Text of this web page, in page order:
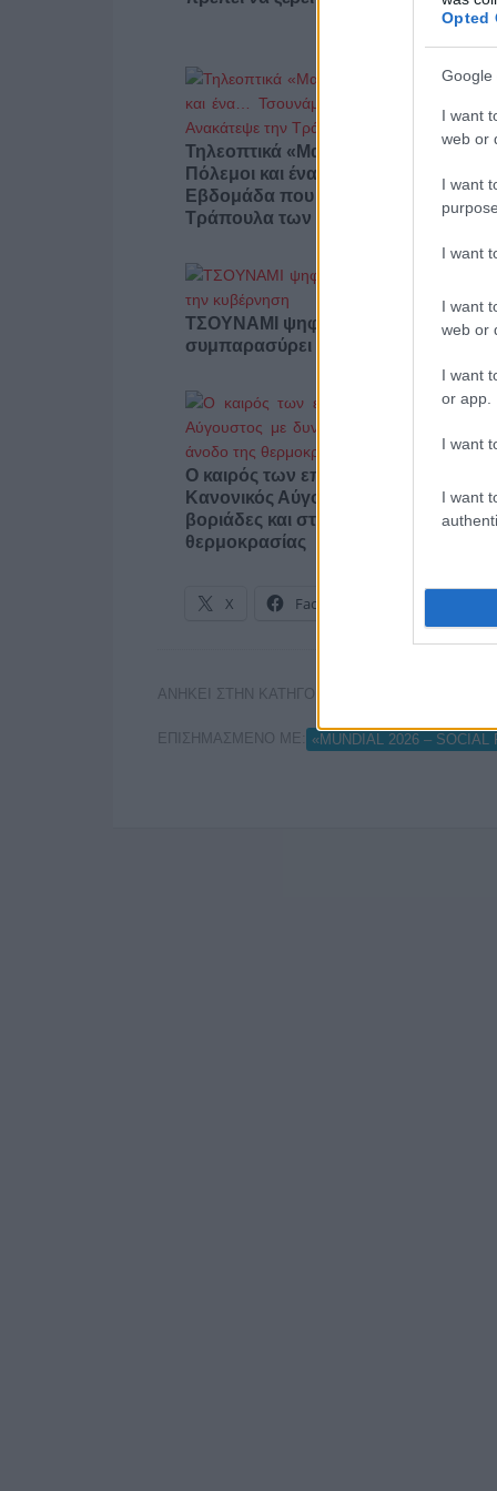
Opted
Google
I want
web or
I want
I want
I want
web or
I want
or app.
I want
I want
Τηλεοπτικά «Μαγειρέματα», Ψηφιακοί
Πόλεμοι και ένα… Τσουνάμι
Εβδομάδα που Ανακάτεψε την
Τράπουλα των Ελληνικών Media
ΤΣΟΥΝΑΜΙ ψηφιακής οργής…
συμπαρασύρει την κυβέρνηση
Ο καιρός των επομένων ημερών:
Κανονικός Αύγουστος με δυνατούς
βοριάδες και σταδιακή άνοδο της
θερμοκρασίας
X Facebook
ΑΝΗΚΕΙ ΣΤΗΝ ΚΑΤΗΓΟΡΙΑ:
ΕΠΙΣΗΜΑΣΜΕΝΟ ΜΕ: «MUNDIAL 2026 – SOCIAL